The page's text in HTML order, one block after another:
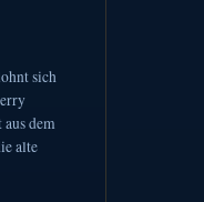
sich
dem
alte